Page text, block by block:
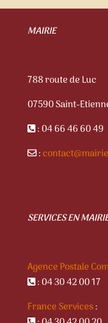
MAIRIE
788 route de Luc
07590 Saint-
: 04 66 46 60 49
:
SERVICES EN
Agence Postale
: 04 30 42 00 17
France Services: